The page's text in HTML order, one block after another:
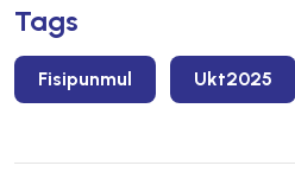
Tags
Fisipunmul Ukt2025